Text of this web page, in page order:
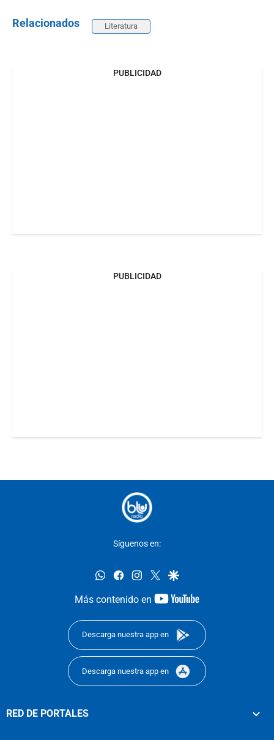
Relacionados Literatura
PUBLICIDAD
PUBLICIDAD
Síguenos en:
whatsappfacebookinstagram
twittergoogle
Más contenido en
youtube-
Descarga nuestra app en
Descarga nuestra app en
RED DE PORTALES